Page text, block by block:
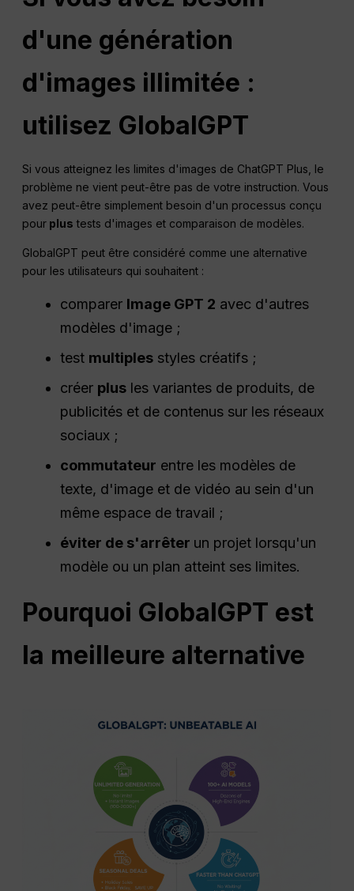
d'une génération
d'images illimitée :
utilisez GlobalGPT
Si vous atteignez les limites d'images de ChatGPT Plus, le
problème ne vient peut-être pas de votre instruction. Vous
avez peut-être simplement besoin d'un processus conçu
pour plus tests d'images et comparaison de modèles.
GlobalGPT peut être considéré comme une alternative
pour les utilisateurs qui souhaitent :
comparer Image GPT 2 avec d'autres
modèles d'image ;
test multiples styles créatifs ;
créer plus les variantes de produits, de
publicités et de contenus sur les réseaux
sociaux ;
commutateur entre les modèles de
texte, d'image et de vidéo au sein d'un
même espace de travail ;
éviter de s'arrêter un projet lorsqu'un
modèle ou un plan atteint ses limites.
Pourquoi GlobalGPT est
la meilleure alternative